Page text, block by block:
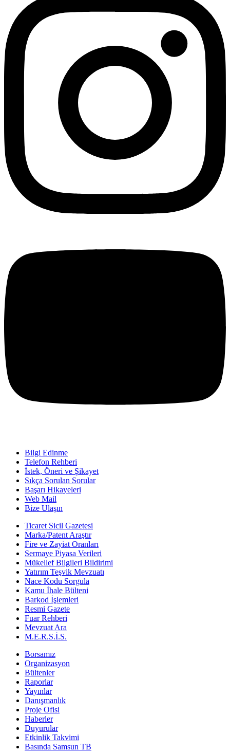
Bilgi Edinme
Telefon Rehberi
İstek, Öneri ve Şikayet
Sıkça Sorulan Sorular
Başarı Hikayeleri
Web Mail
Bize Ulaşın
Ticaret Sicil Gazetesi
Marka/Patent Araştır
Fire ve Zayiat Oranları
Sermaye Piyasa Verileri
Mükellef Bilgileri Bildirimi
Yatırım Teşvik Mevzuatı
Nace Kodu Sorgula
Kamu İhale Bülteni
Barkod İşlemleri
Resmi Gazete
Fuar Rehberi
Mevzuat Ara
M.E.R.S.İ.S.
Borsamız
Organizasyon
Bültenler
Raporlar
Yayınlar
Danışmanlık
Proje Ofisi
Haberler
Duyurular
Etkinlik Takvimi
Basında Samsun TB